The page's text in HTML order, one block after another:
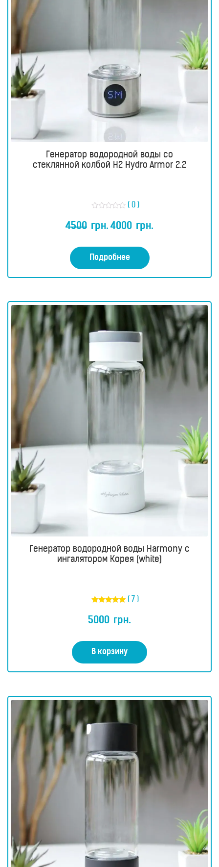
Генератор водородной воды со
стеклянной колбой H2 Hydro Armor 2.2
е
а
0
и
( 0 )
4500 грн. 4000 грн.
Подробнее
Генератор водородной воды Harmony с
ингалятором Корея (white)
4.86
из 5
( 7 )
5000 грн.
В корзину